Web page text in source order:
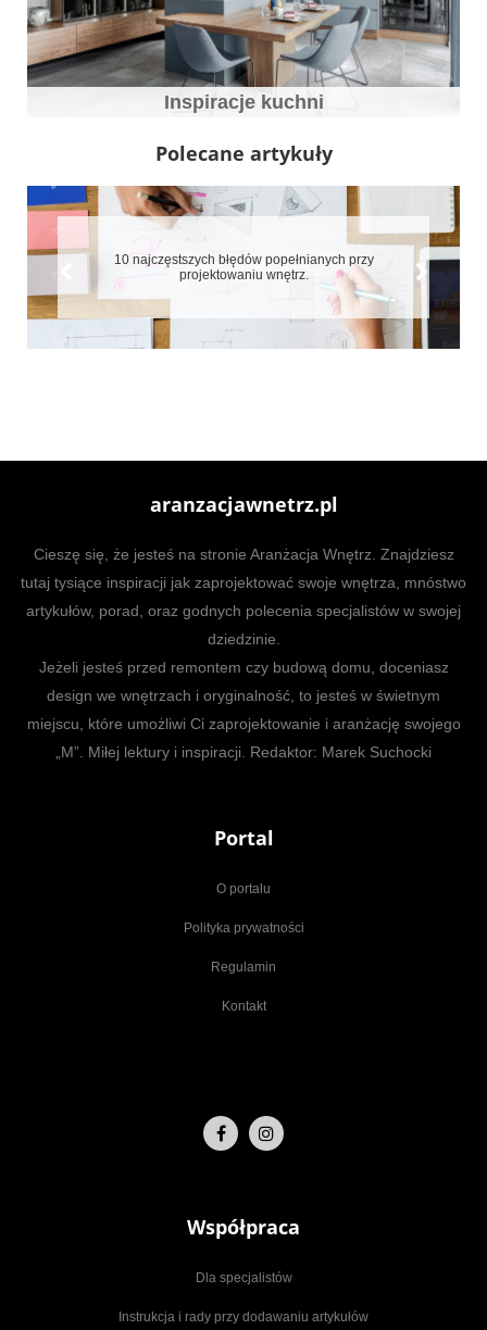
Inspiracje kuchni
Polecane artykuły
7 błędów które zepsują aranżację małych mieszkań
aranzacjawnetrz.pl
Cieszę się, że jesteś na stronie Aranżacja Wnętrz. Znajdziesz
tutaj tysiące inspiracji jak zaprojektować swoje wnętrza, mnóstwo
artykułów, porad, oraz godnych polecenia specjalistów w swojej
dziedzinie.
Jeżeli jesteś przed remontem czy budową domu, doceniasz
design we wnętrzach i oryginalność, to jesteś w świetnym
miejscu, które umożliwi Ci zaprojektowanie i aranżację swojego
„M”. Miłej lektury i inspiracji. Redaktor: Marek Suchocki
Portal
O portalu
Polityka prywatności
Regulamin
Kontakt
Współpraca
Dla specjalistów
Instrukcja i rady przy dodawaniu artykułów